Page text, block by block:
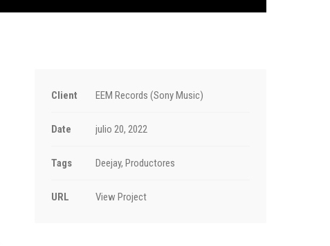
Client EEM Records (Sony Music)
Date julio 20, 2022
Tags Deejay, Productores
URL View Project